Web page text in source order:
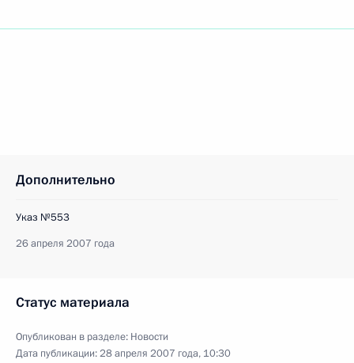
Дополнительно
Указ №553
26 апреля 2007 года
Статус материала
Опубликован в разделе: Новости
Дата публикации:28 апреля 2007 года, 10:30